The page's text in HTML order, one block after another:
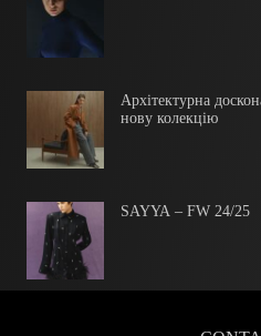
Архітектурна
нову колекцію
SAYYA – FW 24/25